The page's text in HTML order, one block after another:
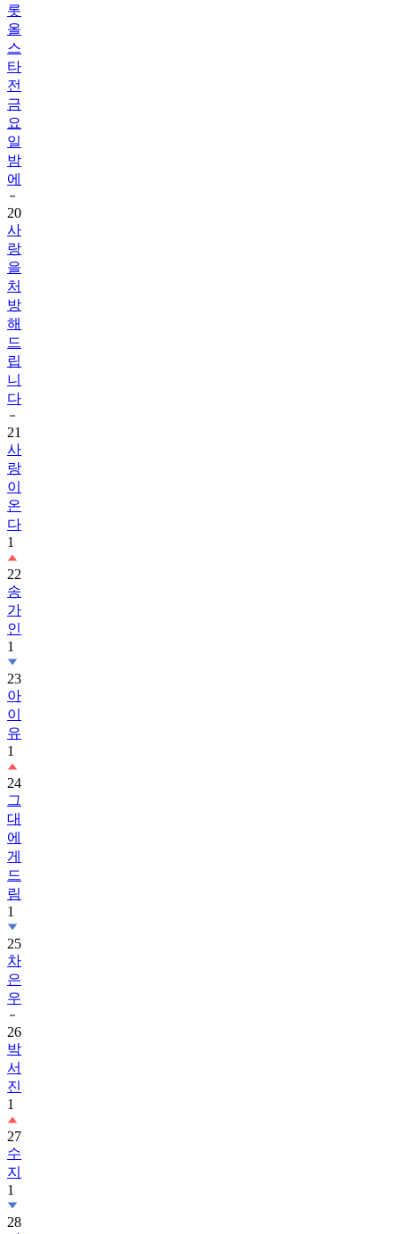
롯
올
스
타
전
금
요
일
밤
에
20
사
랑
을
처
방
해
드
립
니
다
21
사
랑
이
온
다
1
22
송
가
인
1
23
아
이
유
1
24
그
대
에
게
드
림
1
25
차
은
우
26
박
서
진
1
27
수
지
1
28